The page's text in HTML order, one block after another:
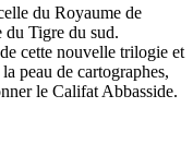
du Royaume de
du Tigre du sud.
cette nouvelle trilogie et
peau de cartographes,
le Califat Abbasside.